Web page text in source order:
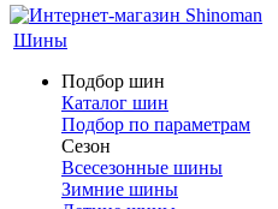
Шины
Подбор шин
Каталог шин
Подбор по параметрам
Сезон
Всесезонные шины
Зимние шины